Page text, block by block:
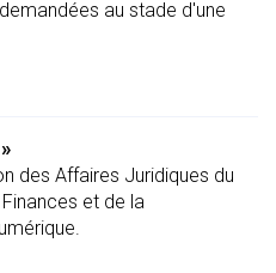
au stade d'une
des Affaires Juridiques du
et de la